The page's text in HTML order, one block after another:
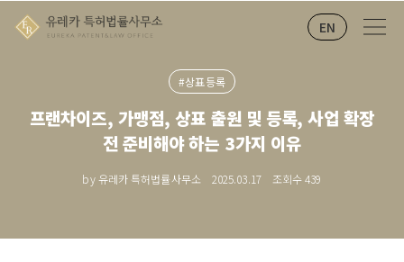
EN
#상표등록
프랜차이즈, 가맹점, 상표 출원 및 등록, 사업 확장
전 준비해야 하는 3가지 이유
by 유레카 특허법률사무소 2025.03.17 조회수439